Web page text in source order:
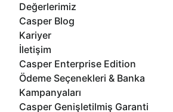
Değerlerimiz
Casper Blog
Kariyer
İletişim
Casper Enterprise Edition
Ödeme Seçenekleri & Banka
Kampanyaları
Casper Genişletilmiş Garanti